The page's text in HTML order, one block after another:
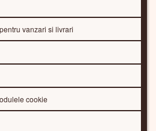
vanzari si livrari
cookie